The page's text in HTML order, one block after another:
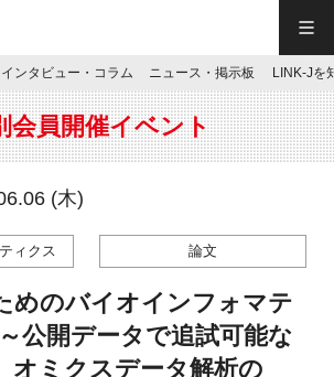
JP／EN
ー
インタビュー・コラム ニュース・掲示板 LINK-Jを
会員開催イベント
(木)
ィクス 論文
めのバイオインフォマテ
公開データで追試可能な
オミクスデータ解析の